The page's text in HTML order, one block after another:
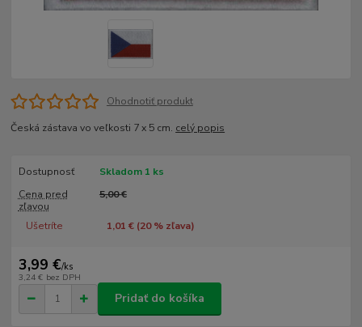
Ohodnotiť produkt
Česká zástava vo veľkosti 7 x 5 cm. celý popis
Dostupnosť
Skladom 1 ks
Cena pred
zľavou
5,00 €
Ušetríte 1,01 € (20% zľava)
3,99 €/ks
3,24 € bez DPH
Pridať do košíka